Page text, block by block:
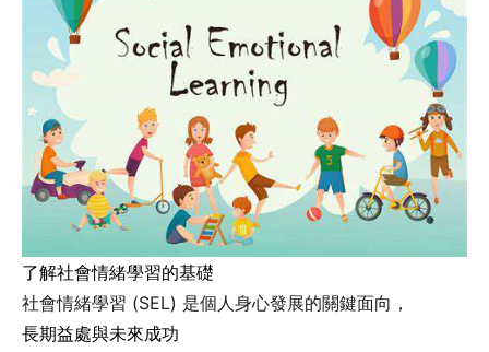
了解社會情緒學習的基礎
社會情緒學習 (SEL) 是個人身心發展的關鍵面向，
長期益處與未來成功